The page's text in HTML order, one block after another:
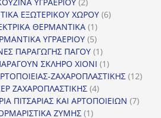
προϊόντα
ΕΞΩΤΕΡΙΚΟΥ ΧΩΡΟΥ 66
ΘΕΡΜΑΝΤΙΚΑ 11
προϊόν
ΥΓΡΑΕΡΙΟΥ 55
προϊόντα
ΠΑΡΑΓΩΓΗΣ ΠΑΓΟΥ 11
προϊόν
ΣΚΛΗΡΟ ΧΙΟΝΙ 11
προϊόν
ΖΑΧΑΡΟΠΛΑΣΤΙΚΗΣ 1212
ΖΑΧΑΡΟΠΛΑΣΤΙΚΗΣ 44
προϊόντα
ΠΙΤΣΑΡΙΑΣ ΚΑΙ ΑΡΤΟΠΟΙΕΙΩΝ 77
ΖΥΜΗΣ 11